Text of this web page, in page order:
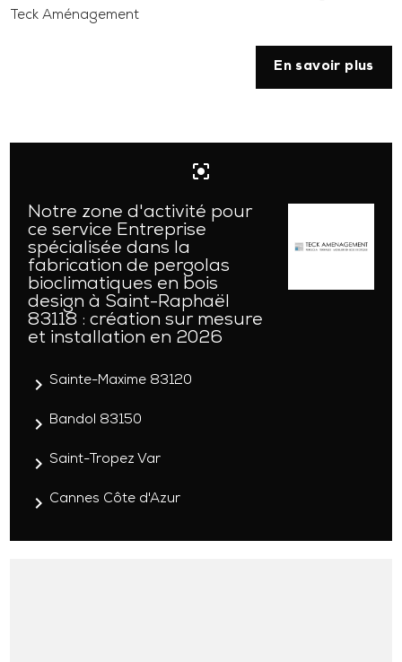
Teck Aménagement
En savoir plus
center_focus_strong
Notre zone d'activité pour
ce service Entreprise
spécialisée dans la
fabrication de pergolas
bioclimatiques en bois
design à Saint-Raphaël
83118 : création sur mesure
et installation en 2026
navigate_nextSainte-Maxime 83120
navigate_next Bandol 83150
navigate_nextSaint-Tropez Var
navigate_next Cannes Côte d'Azur